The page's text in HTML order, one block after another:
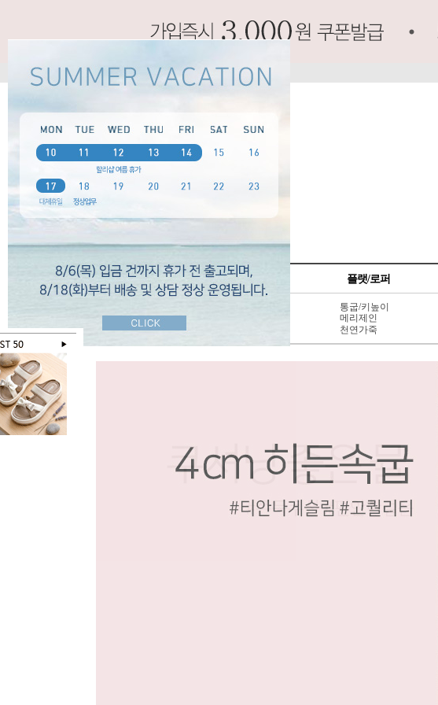
SPECIAL 펌프스 플랫/로퍼
BEST 50
SALE
통굽/키높이
메리제인
천연가죽